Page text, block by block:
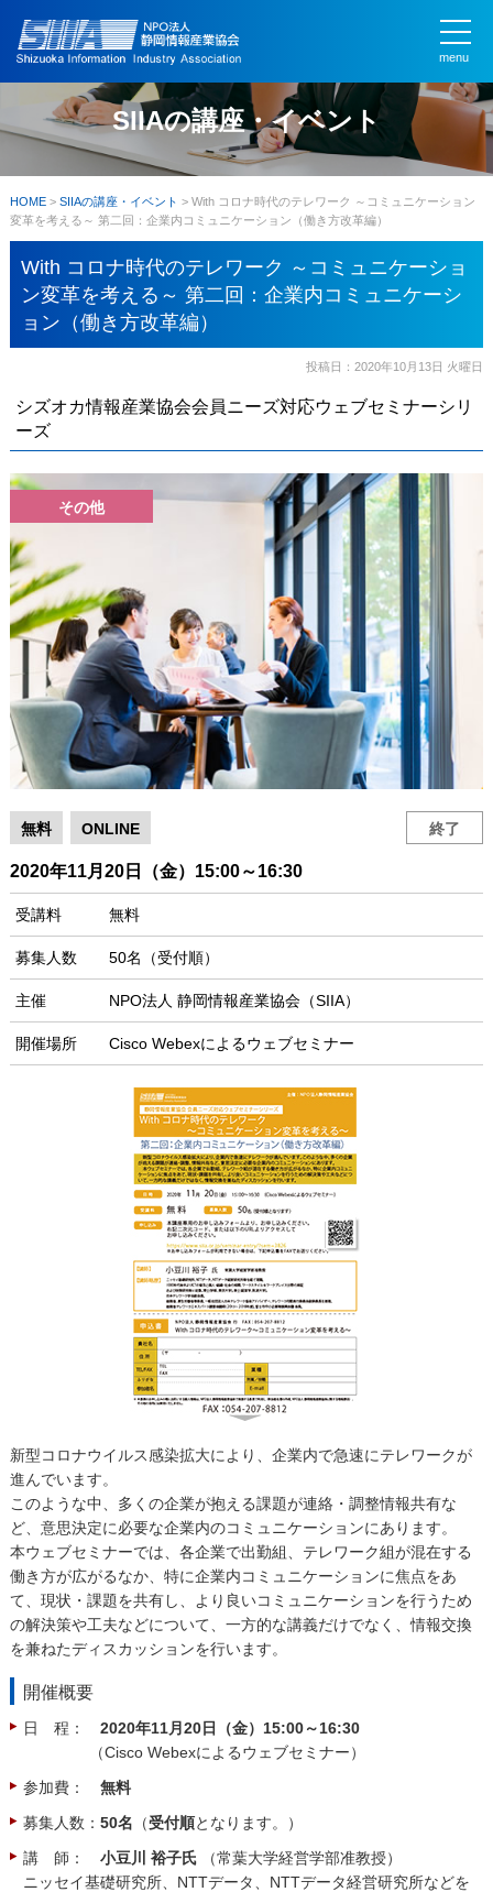
menu
SIIAの講座・イベント
HOME> SIIAの講座・イベント > With コロナ時代のテレワーク ～コミュニケーション
変革を考える～ 第二回：企業内コミュニケーション（働き方改革編）
With コロナ時代のテレワーク ～コミュニケーショ
ン変革を考える～ 第二回：企業内コミュニケーシ
ョン（働き方改革編）
投稿日：2020年10月13日 火曜日
シズオカ情報産業協会会員ニーズ対応ウェブセミナーシリ
ーズ
その他
無料 ONLINE 終了
2020年11月20日（金）15:00～16:30
受講料 無料
募集人数 50名（受付順）
主催 NPO法人 静岡情報産業協会（SIIA）
開催場所 Cisco Webexによるウェブセミナー
新型コロナウイルス感染拡大により、企業内で急速にテレワークが
進んでいます。
このような中、多くの企業が抱える課題が連絡・調整情報共有な
ど、意思決定に必要な企業内のコミュニケーションにあります。
本ウェブセミナーでは、各企業で出勤組、テレワーク組が混在する
働き方が広がるなか、特に企業内コミュニケーションに焦点をあ
て、現状・課題を共有し、より良いコミュニケーションを行うため
の解決策や工夫などについて、一方的な講義だけでなく、情報交換
を兼ねたディスカッションを行います。
開催概要
日 程： 2020年11月20日（金）15:00～16:30
（Cisco Webexによるウェブセミナー）
参加費： 無料
募集人数： 50名 （受付順となります。）
講 師： 小豆川 裕子氏（常葉大学経営学部准教授）
ニッセイ基礎研究所、NTTデータ、NTTデータ経営研究所などを